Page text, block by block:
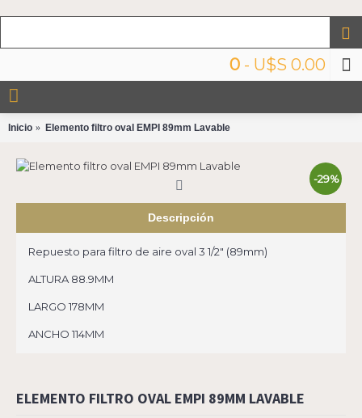
0 - U$S 0.00
Inicio Elemento filtro oval EMPI 89mm Lavable
-29%
Descripción
Repuesto para filtro de aire oval 3 1/2" (89mm)
ALTURA 88.9MM
LARGO 178MM
ANCHO 114MM
ELEMENTO FILTRO OVAL EMPI 89MM LAVABLE